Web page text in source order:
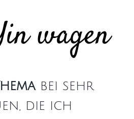
wagen
bei sehr
die ich